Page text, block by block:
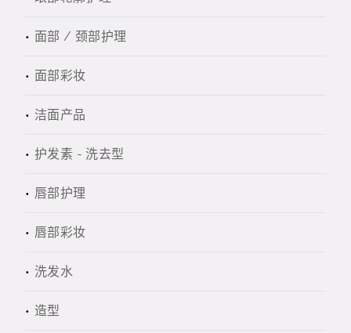
面部 / 颈部护理
面部彩妆
洁面产品
护发素 - 洗去型
唇部护理
唇部彩妆
洗发水
造型